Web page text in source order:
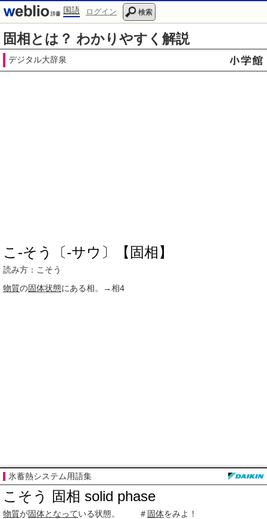
国語 ログイン 検索
固相とは？ わかりやすく解説
デジタル大辞泉
こ‐そう〔‐サウ〕【固相】
読み方：こそう
物質の固体状態にある相。→相4
氷蓄熱システム用語集
こそう 固相 solid phase
物質が固体となっている状態。 ＃ 固体をみよ！